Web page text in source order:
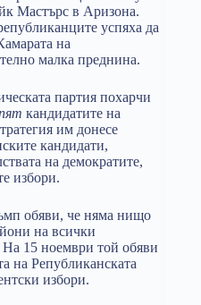
Мастърс в Аризона.
успяха да
на
малка преднина.
партия похарчи
кандидатите на
им донесе
кандидати,
на демократите,
избори.
обяви, че няма нищо
на всички
15 ноември той обяви
на Републиканската
избори.